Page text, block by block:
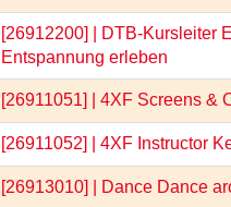
[26912200] | DTB-Kursleiter
Entspannung erleben
[26911051] | 4XF Screens &
[26911052] | 4XF Instructor
[26913010] | Dance Dance